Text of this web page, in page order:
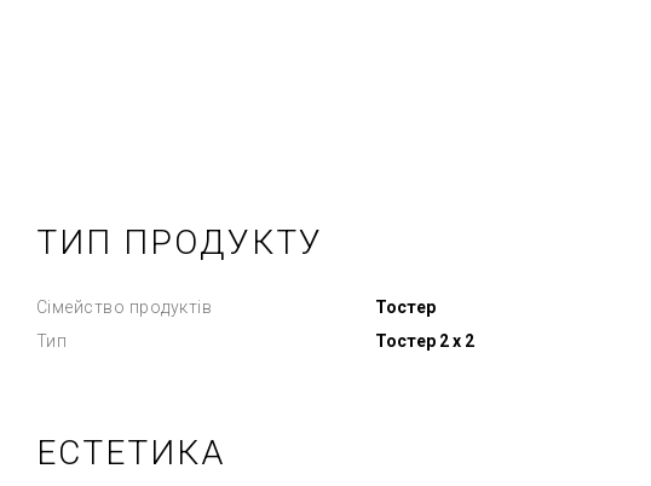
ТИП ПРОДУКТУ
Сімейство продуктів
Тостер
Тип
Тостер 2 х 2
ЕСТЕТИКА